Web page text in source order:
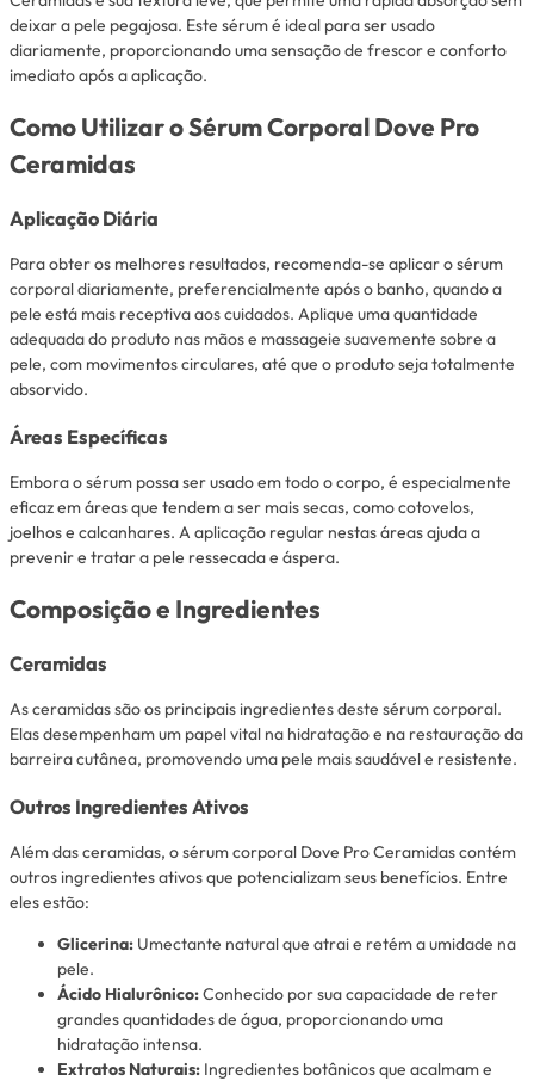
deixar a pele pegajosa. Este sérum é ideal para ser usado
diariamente, proporcionando uma sensação de frescor e conforto
imediato após a aplicação.
Como Utilizar o Sérum Corporal Dove Pro
Ceramidas
Aplicação Diária
Para obter os melhores resultados, recomenda-se aplicar o sérum
corporal diariamente, preferencialmente após o banho, quando a
pele está mais receptiva aos cuidados. Aplique uma quantidade
adequada do produto nas mãos e massageie suavemente sobre a
pele, com movimentos circulares, até que o produto seja totalmente
absorvido.
Áreas Específicas
Embora o sérum possa ser usado em todo o corpo, é especialmente
eficaz em áreas que tendem a ser mais secas, como cotovelos,
joelhos e calcanhares. A aplicação regular nestas áreas ajuda a
prevenir e tratar a pele ressecada e áspera.
Composição e Ingredientes
Ceramidas
As ceramidas são os principais ingredientes deste sérum corporal.
Elas desempenham um papel vital na hidratação e na restauração da
barreira cutânea, promovendo uma pele mais saudável e resistente.
Outros Ingredientes Ativos
Além das ceramidas, o sérum corporal Dove Pro Ceramidas contém
outros ingredientes ativos que potencializam seus benefícios. Entre
eles estão:
Glicerina: Umectante natural que atrai e retém a umidade na
pele.
Ácido Hialurônico:Conhecido por sua capacidade de reter
grandes quantidades de água, proporcionando uma
hidratação intensa.
Extratos Naturais: Ingredientes botânicos que acalmam e